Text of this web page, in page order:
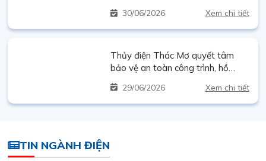
30 06/2026 Xem chi tiết
Thủy điện Thác Mơ quyết tâm
bảo vệ an toàn công trình, hồ
29 06/2026 Xem chi tiết
TIN NGÀNH ĐIỆN